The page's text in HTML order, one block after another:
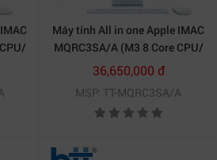
Máy tính All in one Apple IMAC
MQRC3SA/A (M3 8 Core CPU/
8GB/ 256GB SSD/ 8 core GPU/
Blue)
36,650,000 đ
MSP: TT-MQRC3SA/A